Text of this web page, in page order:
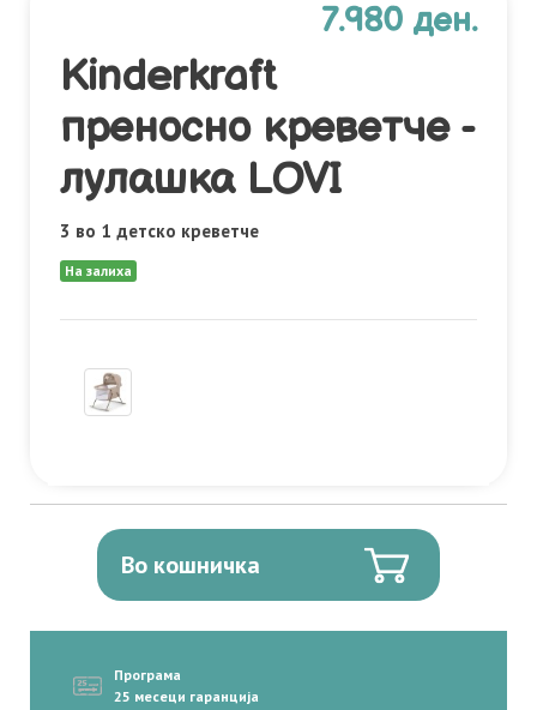
7.980 ден.
Kinderkraft
преносно креветче -
лулашка LOVI
3 во 1 детско креветче
На залиха
Во кошничка
Програма
25 месеци гаранција